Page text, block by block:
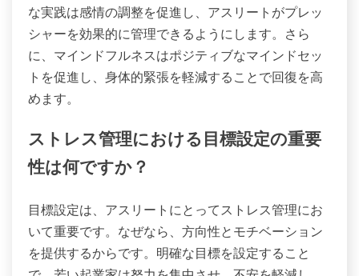
な実践は感情の調整を促進し、アスリートがプレッ
シャーを効果的に管理できるようにします。さら
に、マインドフルネスはポジティブなマインドセッ
トを促進し、身体的緊張を軽減することで回復を高
めます。
ストレス管理における目標設定の重要
性は何ですか？
目標設定は、アスリートにとってストレス管理にお
いて重要です。なぜなら、方向性とモチベーション
を提供するからです。明確な目標を設定すること